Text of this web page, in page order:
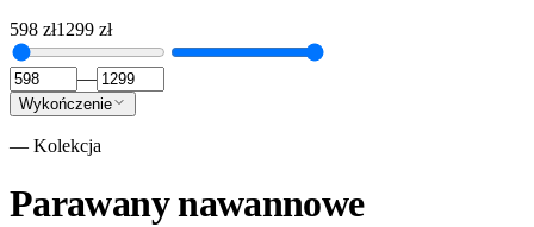
598 zł1299 zł
—
Wykończenie
— Kolekcja
Parawany nawannowe